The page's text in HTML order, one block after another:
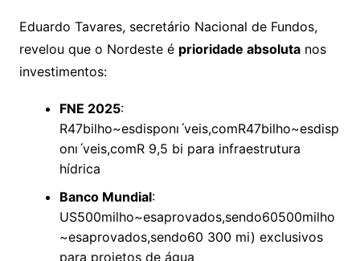
Eduardo Tavares, secretário Nacional de Fundos,
revelou que o Nordeste é prioridade absolutanos
investimentos:
FNE 2025:
R47bilho~esdisponıˊveis,comR47bilho~esdisp
onı ˊveis,comR9,5 bi para infraestrutura
hídrica
Banco Mundial:
US500milho~esaprovados,sendo60500milho
~esaprovados,sendo60 300 mi) exclusivos
para projetos de água